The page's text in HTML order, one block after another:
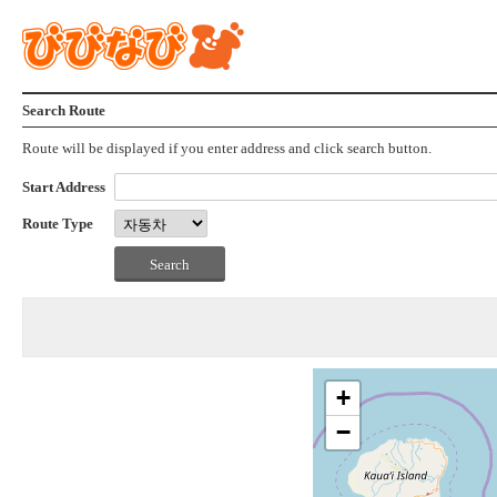
Search Route
Route will be displayed if you enter address and click search button.
Start Address
Route Type
+
−